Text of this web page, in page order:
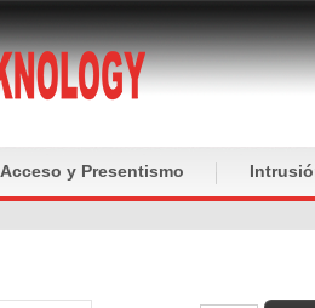
Acceso y Presentismo